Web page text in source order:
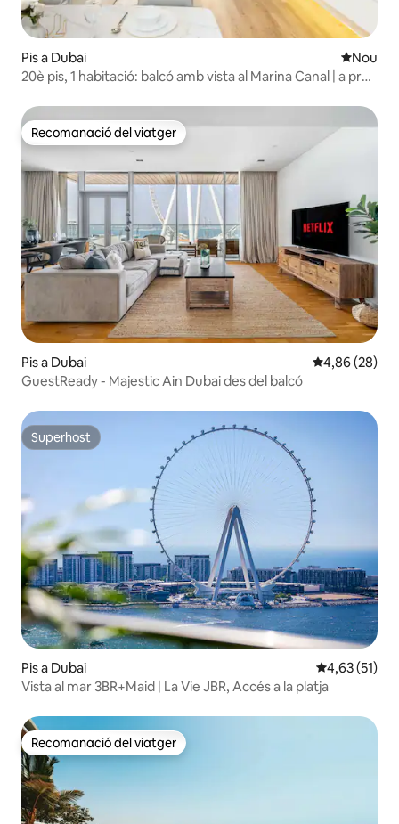
Pis a Dubai
Nou
20è pis, 1 habitació: balcó amb vista al Marina Canal | a prop
Recomanació del viatger
Recomanació del viatger
Pis a Dubai 4,86 de
4,86 (28)
GuestReady - Majestic Ain Dubai des del balcó
Superhost
Superhost
Pis a Dubai 4,63 de
4,63 (51)
Vista al mar 3BR+Maid | La Vie JBR, Accés a la platja
Recomanació del viatger
Recomanació del viatger